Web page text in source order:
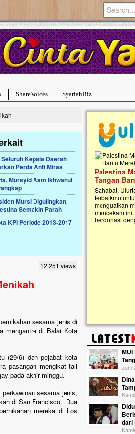
ShareVoices SyariahBiz
Kepala Daerah
Perda Anti Miras
Mursyid Aam Ikhwanul
Mursi Digulingkan,
Semakin Parah
KPI Periode 2013-2017
12.251 views
sesama jenis di
mengantre di Balai Kota
(29/6) dan pejabat kota
pasangan mengikat tali
pada akhir minggu.
sesama jenis,
di San Francisco. Dua
mereka di Los
Kampung Cilumbu ini sungguh
Lima tahun mangkrak, kini nyaris
terpapar panas dan
Palestina
Tangan
Sahabat,
terbaikmu
menguatkan
mencekam
berdonasi
MUI
dari